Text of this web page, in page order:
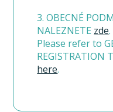
3. OBECNÉ
NALEZNETE zde.
Please refer to
REGISTRATION
here.